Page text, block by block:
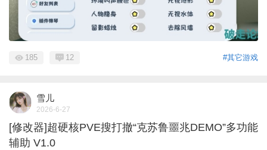
#其它游戏
185 12
雪儿
2026-6-27
[修改器]超硬核PVE搜打撤“克苏鲁噩兆DEMO”多功能
辅助 V1.0